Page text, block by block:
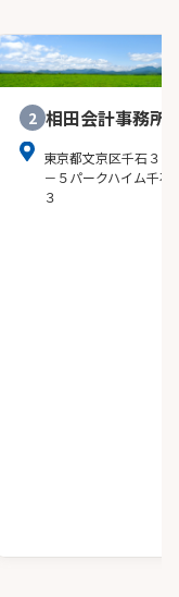
2 相田会計事務所
東京都文京区千石３－
－５パークハイム千石
３